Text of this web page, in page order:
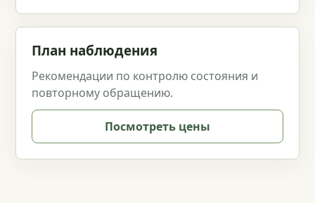
План наблюдения
Рекомендации по контролю состояния и
повторному обращению.
Посмотреть цены